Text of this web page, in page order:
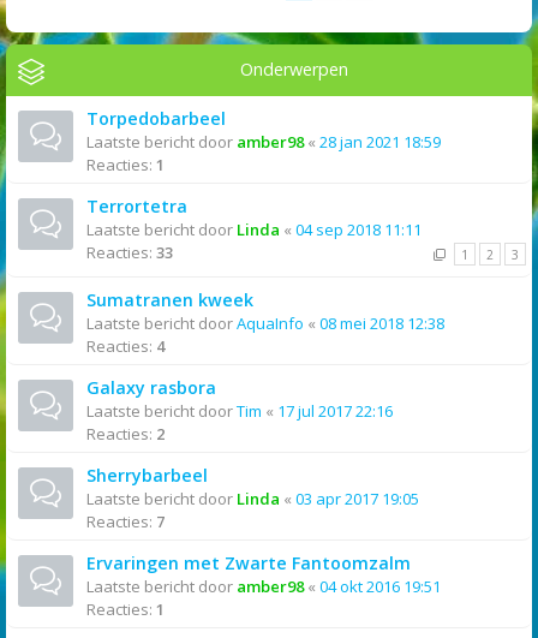
Onderwerpen
Torpedobarbeel
Laatste bericht door amber98« 28 jan 2021 18:59
Reacties: 1
Terrortetra
Laatste bericht door Linda « 04 sep 2018 11:11
Reacties: 33 1 2 3
Sumatranen kweek
Laatste bericht doorAquaInfo « 08 mei 2018 12:38
Reacties: 4
Galaxy rasbora
Laatste bericht doorTim « 17 jul 2017 22:16
Reacties: 2
Sherrybarbeel
Laatste bericht door Linda « 03 apr 2017 19:05
Reacties: 7
Ervaringen met Zwarte Fantoomzalm
Laatste bericht door amber98« 04 okt 2016 19:51
Reacties: 1